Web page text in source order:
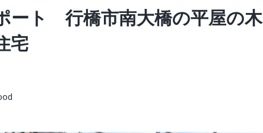
ート 行橋市南大橋の平屋の木
宅